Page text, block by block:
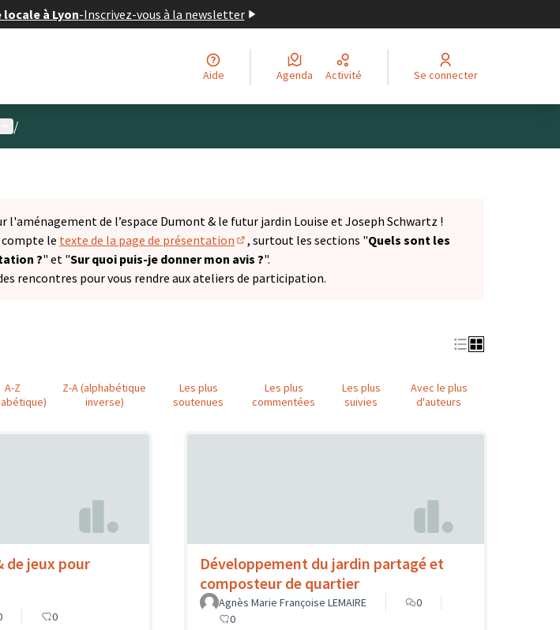
à Lyon-Inscrivez-vous à la newsletter
Aide Agenda Activité Se connecter
utilisateur
/
l'aménagement de l’espace Dumont & le futur jardin Louise et Joseph Schwartz !
compte le texte de la page de présentation
(S'ouvre dans un nouvel onglet)
, surtout les sections "Quels sont les
?" et "Sur quoi puis-je donner mon avis ?".
rencontres pour vous rendre aux ateliers de participation.
A-Z
Z-A (alphabétique
inverse)
Les plus
soutenues
Les plus
commentées
Les plus
suivies
Avec le plus
d'auteurs
de jeux pour
0
Développement du jardin partagé et
composteur de quartier
Agnès Marie Françoise LEMAIRE
0
0